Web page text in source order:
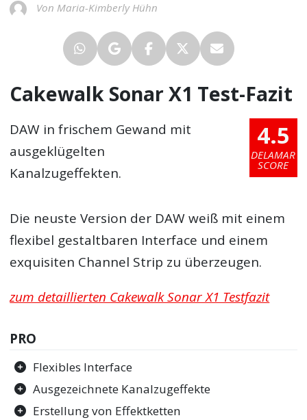
Von Maria-Kimberly Hühn
Cakewalk Sonar X1 Test-Fazit
4.5
DELAMAR
SCORE
DAW in frischem Gewand mit
ausgeklügelten
Kanalzugeffekten.
Die neuste Version der DAW weiß mit einem
flexibel gestaltbaren Interface und einem
exquisiten Channel Strip zu überzeugen.
zum detaillierten Cakewalk Sonar X1 Testfazit
PRO
Flexibles Interface
Ausgezeichnete Kanalzugeffekte
Erstellung von Effektketten